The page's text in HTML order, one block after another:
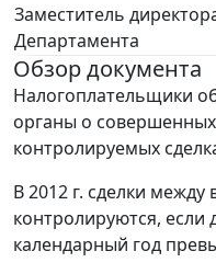
Заместитель
Департамента
Обзор документа
Налогоплательщики
органы о
контролируемых
В 2012 г. сделки
контролируются, если
календарный год